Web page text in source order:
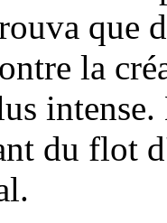
que
la
intense.
du flot